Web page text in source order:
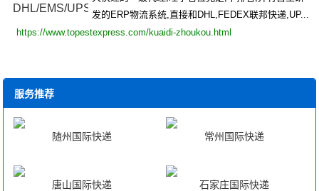
发的ERP物流系统,直接和DHL,FEDEX联邦快递,UP...
https://www.topestexpress.com/kuaidi-zhoukou.html
服务推荐
随州国际快递 常州国际快递
唐山国际快递 石家庄国际快递